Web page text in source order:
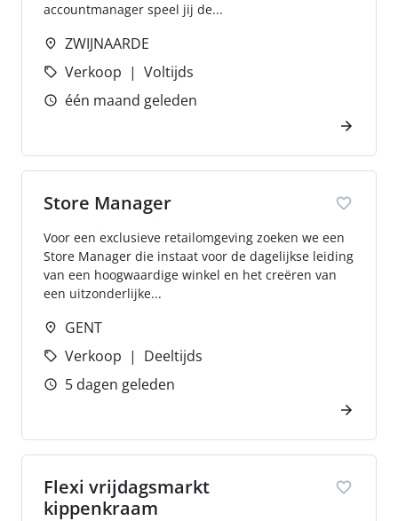
accountmanager speel jij de...
ZWIJNAARDE
Verkoop
Voltijds
één maand geleden
Store Manager
Voor een exclusieve retailomgeving zoeken we een
Store Manager die instaat voor de dagelijkse leiding
van een hoogwaardige winkel en het creëren van
een uitzonderlijke...
GENT
Verkoop
Deeltijds
5 dagen geleden
Flexi vrijdagsmarkt
kippenkraam